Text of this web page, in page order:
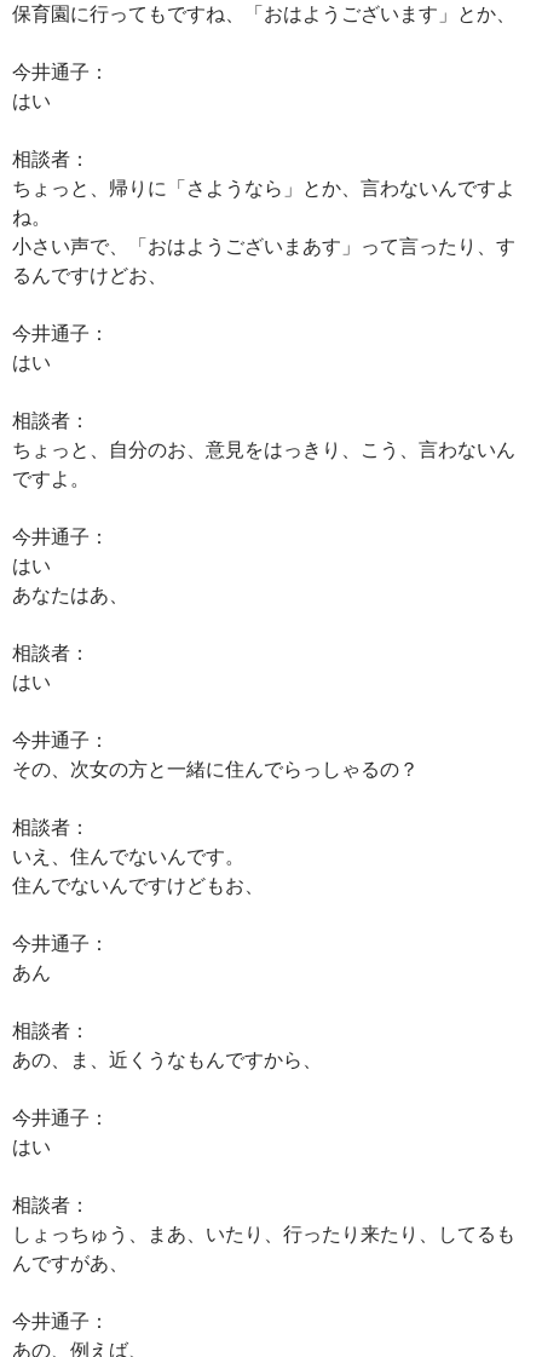
保育園に行ってもですね、「おはようございます」とか、
今井通子：
はい
相談者：
ちょっと、帰りに「さようなら」とか、言わないんですよ
ね。
小さい声で、「おはようございまあす」って言ったり、す
るんですけどお、
今井通子：
はい
相談者：
ちょっと、自分のお、意見をはっきり、こう、言わないん
ですよ。
今井通子：
はい
あなたはあ、
相談者：
はい
今井通子：
その、次女の方と一緒に住んでらっしゃるの？
相談者：
いえ、住んでないんです。
住んでないんですけどもお、
今井通子：
あん
相談者：
あの、ま、近くうなもんですから、
今井通子：
はい
相談者：
しょっちゅう、まあ、いたり、行ったり来たり、してるも
んですがあ、
今井通子：
あの、例えば、